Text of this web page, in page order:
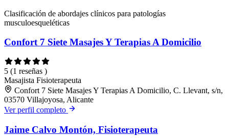
Clasificación de abordajes clínicos para patologías
musculoesqueléticas
Confort 7 Siete Masajes Y Terapias A Domicilio
5 (1 reseñas )
Masajista Fisioterapeuta
Confort 7 Siete Masajes Y Terapias A Domicilio, C. Llevant, s/n,
03570 Villajoyosa, Alicante
Ver perfil completo
Jaime Calvo Montón, Fisioterapeuta